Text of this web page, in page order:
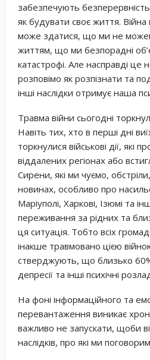
забезпечують
як будувати своє життя.
може здатися, що ми не
життям, що ми безпорадні
катастрофі. Але насправді це
розповімо як розпізнати та
інші наслідки отримує наша
Травма війни сьогодні
Навіть тих, хто в перші дні
торкнулися військові дії, які
віддалених регіонах або
Сирени, які ми чуємо,
новинах, особливо про
Маріуполі, Харкові, Ізюмі та
переживання за рідних та
ця ситуація. Тобто всіх
інакше травмовано цією
стверджують, що близько
депресії та інші психічні
На фоні інформаційного та
перевантаження виникає
важливо не запускати, щоби
наслідків, про які ми